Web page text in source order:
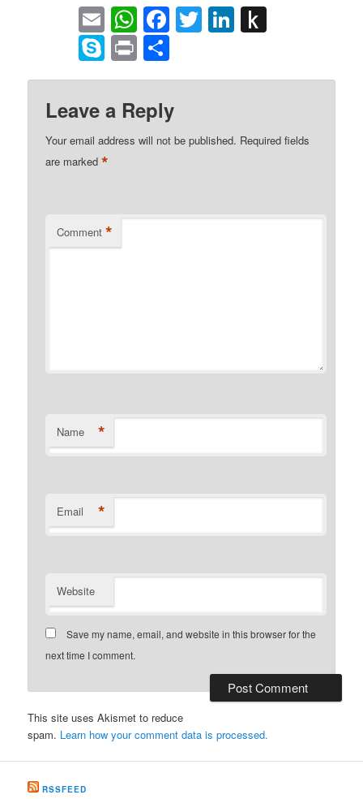
EmailWhatsApp
Facebook
TwitterLinkedIn
Kindle
Skype
Print
Leave a Reply
Your email address will not be published. Required fields
are marked*
Comment *
Name *
Email *
Website
Save my name, email, and website in this browser for the
next time I comment.
This site uses Akismet to reduce
spam. Learn how your comment data is processed.
RSSFEED